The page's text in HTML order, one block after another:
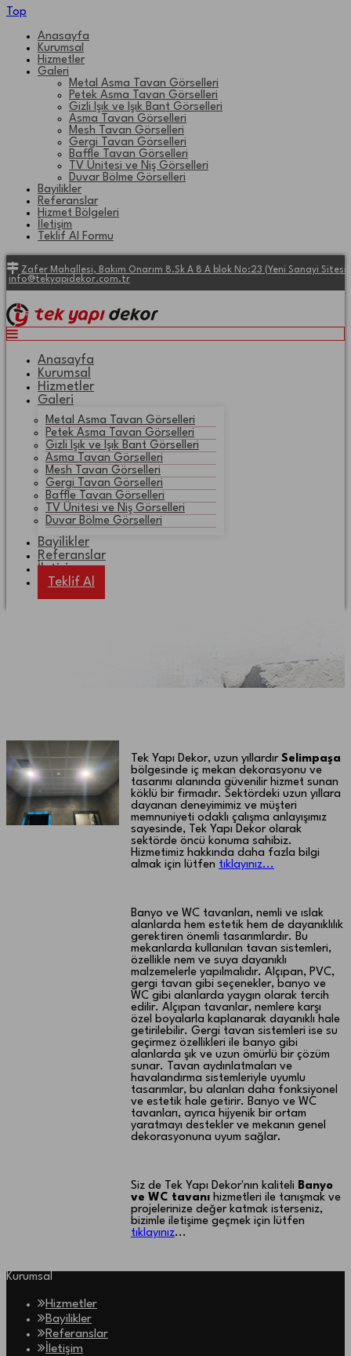
Top
Anasayfa
Kurumsal
Hizmetler
Galeri
Metal Asma Tavan Görselleri
Petek Asma Tavan Görselleri
Gizli Işık ve Işık Bant Görselleri
Asma Tavan Görselleri
Mesh Tavan Görselleri
Gergi Tavan Görselleri
Baffle Tavan Görselleri
TV Ünitesi ve Niş Görselleri
Duvar Bölme Görselleri
Bayilikler
Referanslar
Hizmet Bölgeleri
İletişim
Teklif Al Formu
Zafer Mahallesi, Bakım Onarım 8.Sk A 8 A blok No:23 (Yeni Sanayi Sitesi)
info@tekyapidekor.com.tr
Anasayfa
Kurumsal
Hizmetler
Galeri
Metal Asma Tavan Görselleri
Petek Asma Tavan Görselleri
Gizli Işık ve Işık Bant Görselleri
Asma Tavan Görselleri
Mesh Tavan Görselleri
Gergi Tavan Görselleri
Baffle Tavan Görselleri
TV Ünitesi ve Niş Görselleri
Duvar Bölme Görselleri
Bayilikler
Referanslar
İletişim
Teklif Al
Tek Yapı Dekor, uzun yıllardırSelimpaşa
bölgesinde iç mekan dekorasyonu ve
tasarımı alanında güvenilir hizmet sunan
köklü bir firmadır. Sektördeki uzun yıllara
dayanan deneyimimiz ve müşteri
memnuniyeti odaklı çalışma anlayışımız
sayesinde, Tek Yapı Dekor olarak
sektörde öncü konuma sahibiz.
Hizmetimiz hakkında daha fazla bilgi
almak için lütfen tıklayınız...
Banyo ve WC tavanları, nemli ve ıslak
alanlarda hem estetik hem de dayanıklılık
gerektiren önemli tasarımlardır. Bu
mekanlarda kullanılan tavan sistemleri,
özellikle nem ve suya dayanıklı
malzemelerle yapılmalıdır. Alçıpan, PVC,
gergi tavan gibi seçenekler, banyo ve
WC gibi alanlarda yaygın olarak tercih
edilir. Alçıpan tavanlar, nemlere karşı
özel boyalarla kaplanarak dayanıklı hale
getirilebilir. Gergi tavan sistemleri ise su
geçirmez özellikleri ile banyo gibi
alanlarda şık ve uzun ömürlü bir çözüm
sunar. Tavan aydınlatmaları ve
havalandırma sistemleriyle uyumlu
tasarımlar, bu alanları daha fonksiyonel
ve estetik hale getirir. Banyo ve WC
tavanları, ayrıca hijyenik bir ortam
yaratmayı destekler ve mekanın genel
dekorasyonuna uyum sağlar.
Siz de Tek Yapı Dekor'nın kaliteli Banyo
ve WC tavanı hizmetleri ile tanışmak ve
projelerinize değer katmak isterseniz,
bizimle iletişime geçmek için lütfen
tıklayınız...
Kurumsal
Hizmetler
Bayilikler
Referanslar
İletişim